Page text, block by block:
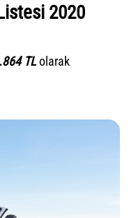
2020
TLolarak